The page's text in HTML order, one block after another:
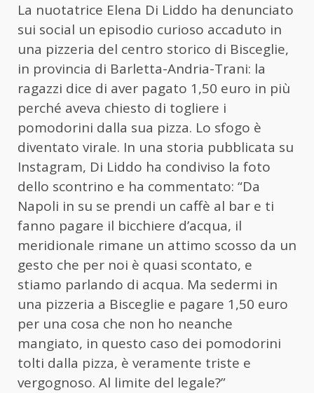
La nuotatrice Elena Di Liddo ha denunciato
sui social un episodio curioso accaduto in
una pizzeria del centro storico di Bisceglie,
in provincia di Barletta-Andria-Trani: la
ragazzi dice di aver pagato 1,50 euro in più
perché aveva chiesto di togliere i
pomodorini dalla sua pizza. Lo sfogo è
diventato virale. In una storia pubblicata su
Instagram, Di Liddo ha condiviso la foto
dello scontrino e ha commentato: “Da
Napoli in su se prendi un caffè al bar e ti
fanno pagare il bicchiere d’acqua, il
meridionale rimane un attimo scosso da un
gesto che per noi è quasi scontato, e
stiamo parlando di acqua. Ma sedermi in
una pizzeria a Bisceglie e pagare 1,50 euro
per una cosa che non ho neanche
mangiato, in questo caso dei pomodorini
tolti dalla pizza, è veramente triste e
vergognoso. Al limite del legale?”